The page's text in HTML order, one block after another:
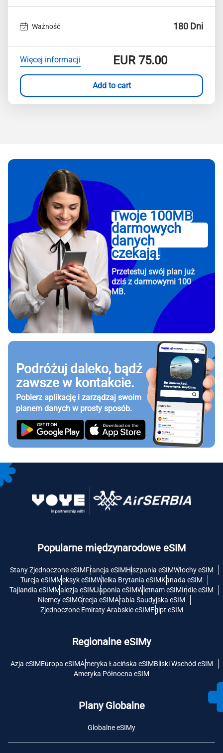
Ważność 180 Dni
Więcej informacji EUR75.00
Add to cart
Twoje 100MB
darmowych
danych
czekają!
Przetestuj swój plan już
dziś z darmowymi 100
MB.
Podróżuj daleko, bądź
zawsze w kontakcie.
Pobierz aplikację i zarządzaj swoim
planem danych w prosty sposób.
Popularne międzynarodowe eSIM
Stany Zjednoczone eSIMFrancja eSIMHiszpania eSIMWłochy eSIM
Turcja eSIMMeksyk eSIMWielka Brytania eSIMKanada eSIM
Tajlandia eSIMMalezja eSIMJaponia eSIMWietnam eSIMIndie eSIM
Niemcy eSIMGrecja eSIMArabia Saudyjska eSIM
Zjednoczone Emiraty Arabskie eSIMEgipt eSIM
Regionalne eSIMy
Azja eSIMEuropa eSIMAmeryka Łacińska eSIMBliski Wschód eSIM
Ameryka Północna eSIM
Plany Globalne
Globalne eSIMy